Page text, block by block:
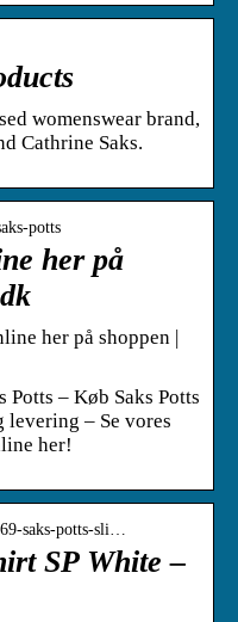
womenswear brand,
Cathrine Saks.
potts
her på
her på shoppen |
Potts – Køb Saks Potts
– Se vores
her!
saks-potts-sli…
SP White –